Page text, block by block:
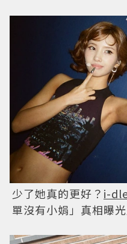
少了她真的更好？ i-
單沒有小娟」真相曝